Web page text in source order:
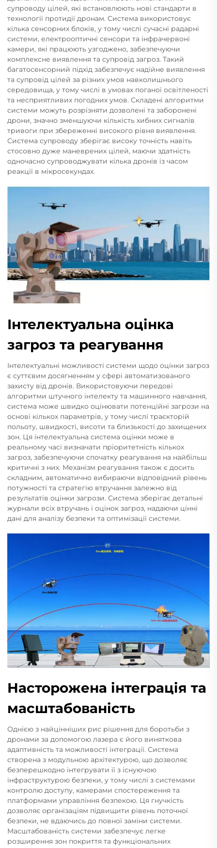
супроводу цілей, які встановлюють нові стандарти в
технології протидії дронам. Система використовує
кілька сенсорних блоків, у тому числі сучасні радарні
системи, електрооптичні сенсори та інфрачервоні
камери, які працюють узгоджено, забезпечуючи
комплексне виявлення та супровід загроз. Такий
багатосенсорний підхід забезпечує надійне виявлення
та супровід цілей за різних умов навколишнього
середовища, у тому числі в умовах поганої освітленості
та несприятливих погодних умов. Складені алгоритми
системи можуть розрізняти дозволені та заборонені
дрони, значно зменшуючи кількість хибних сигналів
тривоги при збереженні високого рівня виявлення.
Система супроводу зберігає високу точність навіть
стосовно дуже маневрених цілей, маючи здатність
одночасно супроводжувати кілька дронів із часом
реакції в мікросекундах.
Інтелектуальна оцінка
загроз та реагування
Інтелектуальні можливості системи щодо оцінки загроз
є суттєвим досягненням у сфері автоматизованого
захисту від дронів. Використовуючи передові
алгоритми штучного інтелекту та машинного навчання,
система може швидко оцінювати потенційні загрози на
основі кількох параметрів, у тому числі траєкторій
польоту, швидкості, висоти та близькості до захищених
зон. Ця інтелектуальна система оцінки може в
реальному часі визначати пріоритетність кількох
загроз, забезпечуючи спочатку реагування на найбільш
критичні з них. Механізм реагування також є досить
складним, автоматично вибираючи відповідний рівень
потужності та стратегію втручання залежно від
результатів оцінки загрози. Система зберігає детальні
журнали всіх втручань і оцінок загроз, надаючи цінні
дані для аналізу безпеки та оптимізації системи.
Насторожена інтеграція та
масштабованість
Однією з найцінніших рис рішення для боротьби з
дронами за допомогою лазера є його виняткова
адаптивність та можливості інтеграції. Система
створена з модульною архітектурою, що дозволяє
безперешкодно інтегрувати її з існуючою
інфраструктурою безпеки, у тому числі з системами
контролю доступу, камерами спостереження та
платформами управління безпекою. Ця гнучкість
дозволяє організаціям підвищити рівень поточної
безпеки, не вдаючись до повної заміни системи.
Масштабованість системи забезпечує легке
розширення зон покриття та функціональних